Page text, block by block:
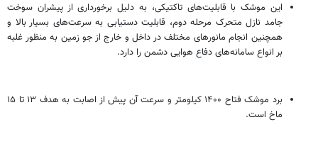
این موشک با قابلیت‌های تاکتیکی، به دلیل برخورداری از پیشران سوخت
جامد نازل متحرک مرحله دوم، قابلیت دستیابی به سرعت‌های بسیار بالا و
همچنین انجام مانورهای مختلف در داخل و خارج از جو زمین به منظور غلبه
بر انواع سامانه‌های دفاع هوایی دشمن را دارد.
برد موشک فتاح ۱۴۰۰ کیلومتر و سرعت آن پیش از اصابت به هدف ۱۳ تا ۱۵
ماخ است.